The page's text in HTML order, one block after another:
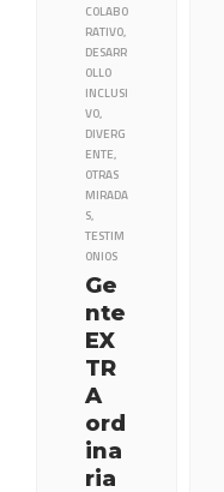
COLABO
RATIVO,
DESARR
OLLO
INCLUSI
VO,
DIVERG
ENTE,
OTRAS
MIRADA
S,
TESTIM
ONIOS
Ge
nte
EX
TR
A
ord
ina
ria